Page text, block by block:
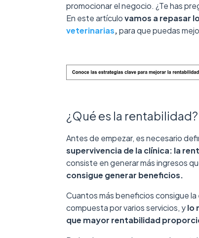
promocionar el negocio. ¿Te has
En este artículovamos a repasar
veterinarias,para que puedas
¿Qué es la rentabilidad?
Antes de empezar, es necesario
supervivencia de la clínica: la
consiste en generar más ingresos
consigue generar beneficios.
Cuantos más beneficios consigue
compuesta por varios servicios, ylo
que mayor rentabilidad